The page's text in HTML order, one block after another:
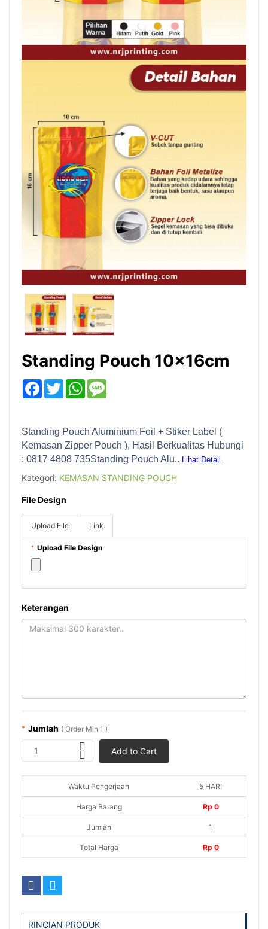
Standing Pouch 10x16cm
Facebook
TwitterWhatsApp
Standing Pouch Aluminium Foil + Stiker Label (
Kemasan Zipper Pouch ), Hasil Berkualitas Hubungi
: 0817 4808 735Standing Pouch Alu.. Lihat Detail.
Kategori: KEMASAN STANDING POUCH
File Design
Upload File Link
* Upload File Design
Keterangan
* Jumlah ( Order Min 1 )
1 Add to Cart
Waktu Pengerjaan 5 HARI
Harga Barang Rp 0
Jumlah 1
Total Harga Rp 0
RINCIAN PRODUK